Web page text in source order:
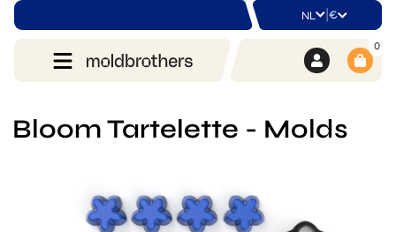
NL |€
0
Bloom Tartelette - Molds